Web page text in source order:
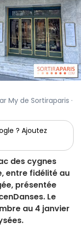
My de Sortiraparis ·
? Ajoutez
des cygnes
entre fidélité au
présentée
Le
au 4 janvier